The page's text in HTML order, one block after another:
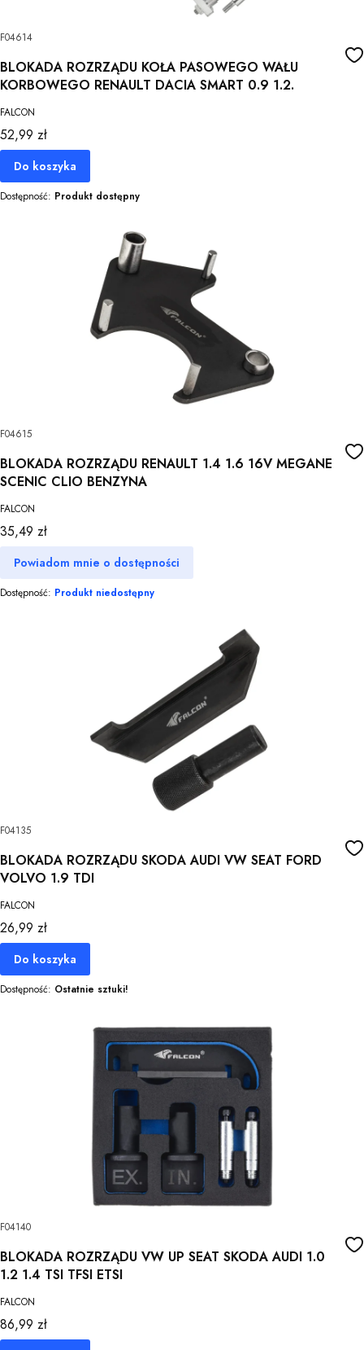
F04614
BLOKADA ROZRZĄDU KOŁA PASOWEGO WAŁU
KORBOWEGO RENAULT DACIA SMART 0.9 1.2.
FALCON
Cena
52,99 zł
Do koszyka
Dostępność: Produkt dostępny
F04615
BLOKADA ROZRZĄDU RENAULT 1.4 1.6 16V MEGANE
SCENIC CLIO BENZYNA
FALCON
Cena
35,49 zł
Powiadom mnie o dostępności
Dostępność: Produkt niedostępny
F04135
BLOKADA ROZRZĄDU SKODA AUDI VW SEAT FORD
VOLVO 1.9 TDI
FALCON
Cena
26,99 zł
Do koszyka
Dostępność: Ostatnie sztuki!
F04140
BLOKADA ROZRZĄDU VW UP SEAT SKODA AUDI 1.0
1.2 1.4 TSI TFSI ETSI
FALCON
Cena
86,99 zł